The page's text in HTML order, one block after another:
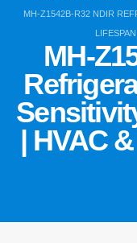
MH-Z1542B-R32 NDIR
MH-
| HVAC